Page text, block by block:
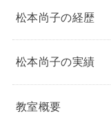
松本尚子の経歴
松本尚子の実績
教室概要